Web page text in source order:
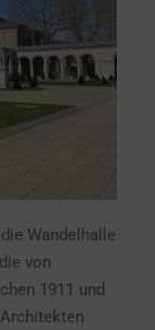
Wandelhalle
von
1911 und